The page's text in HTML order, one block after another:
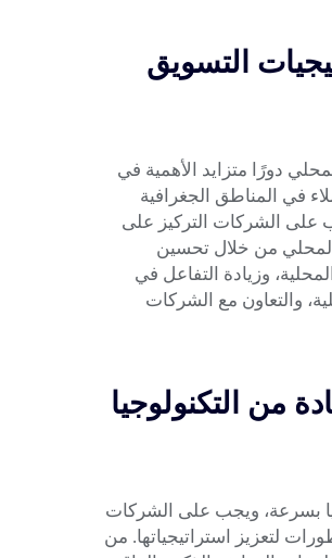
التسويق
دورًا متزايد الأهمية في
في المناطق الجغرافية
على الشركات التركيز على
من خلال تحسين
وزيادة التفاعل في
والتعاون مع الشركات
من التكنولوجيا
بسرعة، ويجب على الشركات
لتعزيز استراتيجياتها. من